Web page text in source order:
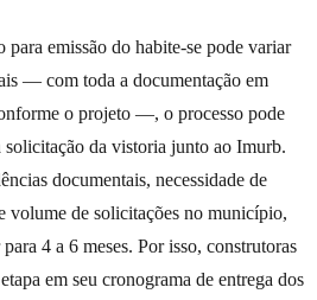
emissão do habite-se pode variar
— com toda a documentação em
o projeto —, o processo pode
solicitação da vistoria junto ao Imurb.
documentais, necessidade de
volume de solicitações no município,
4 a 6 meses. Por isso, construtoras
em seu cronograma de entrega dos